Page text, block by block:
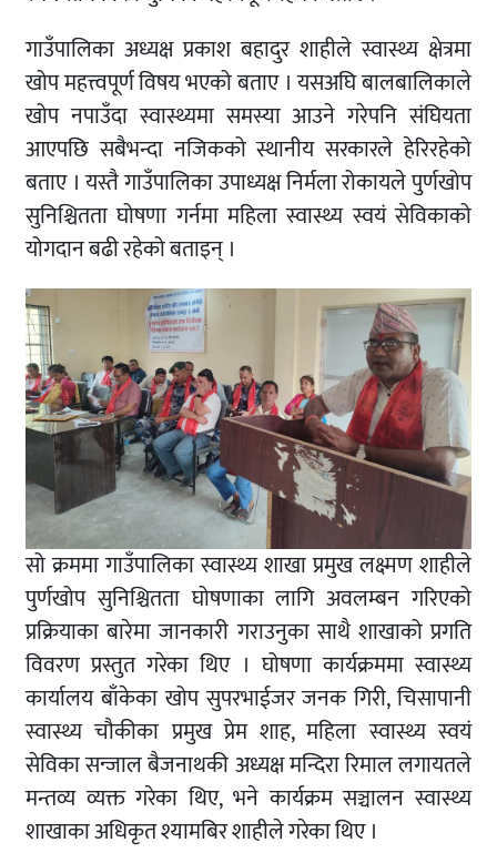
गाउँपालिका अध्यक्ष प्रकाश बहादुर शाहीले स्वास्थ्य क्षेत्रमा
खोप महत्त्वपूर्ण विषय भएको बताए । यसअघि बालबालिकाले
खोप नपाउँदा स्वास्थ्यमा समस्या आउने गरेपनि संघियता
आएपछि सबैभन्दा नजिकको स्थानीय सरकारले हेरिरहेको
बताए । यस्तै गाउँपालिका उपाध्यक्ष निर्मला रोकायले पुर्णखोप
सुनिश्चितता घोषणा गर्नमा महिला स्वास्थ्य स्वयं सेविकाको
योगदान बढी रहेको बताइन् ।
सो क्रममा गाउँपालिका स्वास्थ्य शाखा प्रमुख लक्ष्मण शाहीले
पुर्णखोप सुनिश्चितता घोषणाका लागि अवलम्बन गरिएको
प्रक्रियाका बारेमा जानकारी गराउनुका साथै शाखाको प्रगति
विवरण प्रस्तुत गरेका थिए । घोषणा कार्यक्रममा स्वास्थ्य
कार्यालय बाँकेका खोप सुपरभाईजर जनक गिरी, चिसापानी
स्वास्थ्य चौकीका प्रमुख प्रेम शाह, महिला स्वास्थ्य स्वयं
सेविका सन्जाल बैजनाथकी अध्यक्ष मन्दिरा रिमाल लगायतले
मन्तव्य व्यक्त गरेका थिए, भने कार्यक्रम सञ्चालन स्वास्थ्य
शाखाका अधिकृत श्यामबिर शाहीले गरेका थिए ।